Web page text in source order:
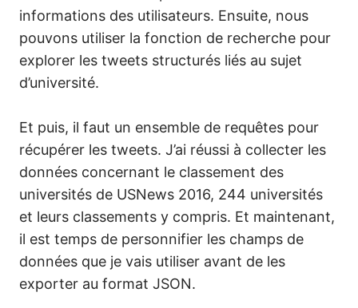
informations des utilisateurs. Ensuite, nous
pouvons utiliser la fonction de recherche pour
explorer les tweets structurés liés au sujet
d’université.
Et puis, il faut un ensemble de requêtes pour
récupérer les tweets. J’ai réussi à collecter les
données concernant le classement des
universités de USNews 2016, 244 universités
et leurs classements y compris. Et maintenant,
il est temps de personnifier les champs de
données que je vais utiliser avant de les
exporter au format JSON.